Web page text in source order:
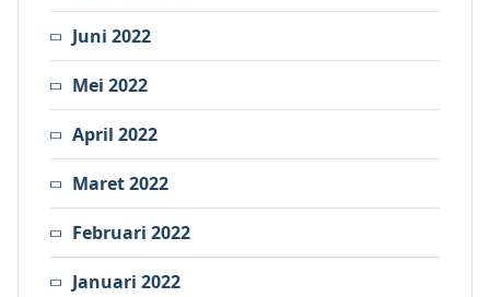
Juni 2022
Mei 2022
April 2022
Maret 2022
Februari 2022
Januari 2022